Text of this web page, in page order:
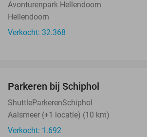
Avonturenpark Hellendoorn
Hellendoorn
Verkocht: 32.368
Parkeren bij Schiphol
ShuttleParkerenSchiphol
Aalsmeer (+1 locatie) (10 km)
Verkocht: 1.692